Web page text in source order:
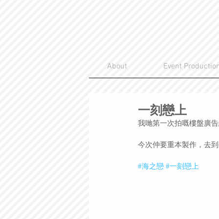
About Event
一刻戀上
我哋第一次拍嘅樓盤廣
今次仲要重本製作，去
#海之戀 #一刻戀上